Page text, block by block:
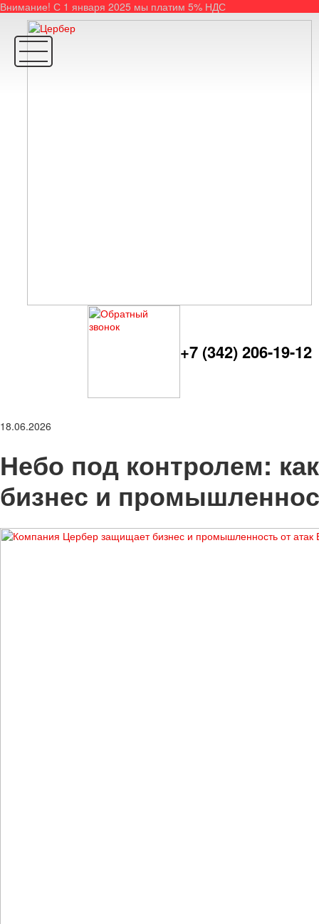
Внимание! С 1 января 2025 мы платим 5% НДС
+7 (342) 206-19-12
18.06.2026
Небо под контролем:
бизнес и